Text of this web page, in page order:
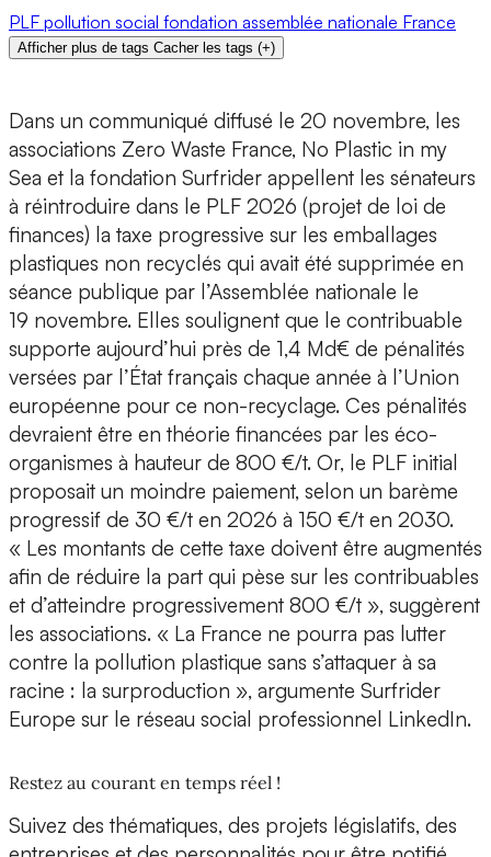
PLF pollution social fondation assemblée nationale France
Afficher plus de tags Cacher les tags (+)
Dans un communiqué diffusé le 20 novembre, les
associations Zero Waste France, No Plastic in my
Sea et la fondation Surfrider appellent les sénateurs
à réintroduire dans le PLF 2026 (projet de loi de
finances) la taxe progressive sur les emballages
plastiques non recyclés qui avait été supprimée en
séance publique par l’Assemblée nationale le
19 novembre. Elles soulignent que le contribuable
supporte aujourd’hui près de 1,4 Md€ de pénalités
versées par l’État français chaque année à l’Union
européenne pour ce non-recyclage. Ces pénalités
devraient être en théorie financées par les éco-
organismes à hauteur de 800 €/t. Or, le PLF initial
proposait un moindre paiement, selon un barème
progressif de 30 €/t en 2026 à 150 €/t en 2030.
« Les montants de cette taxe doivent être augmentés
afin de réduire la part qui pèse sur les contribuables
et d’atteindre progressivement 800 €/t », suggèrent
les associations. « La France ne pourra pas lutter
contre la pollution plastique sans s’attaquer à sa
racine : la surproduction », argumente Surfrider
Europe sur le réseau social professionnel LinkedIn.
Restez au courant en temps réel !
Suivez des thématiques, des projets législatifs, des